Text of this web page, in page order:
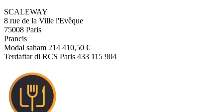
SCALEWAY
8 rue de la Ville l'Evêque
75008 Paris
Prancis
Modal saham 214 410,50 €
Terdaftar di RCS Paris 433 115 904